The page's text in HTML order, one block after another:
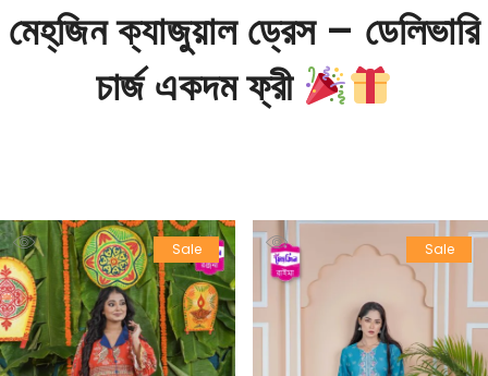
মেহ্‌জিন ক্যাজুয়াল ড্রেস – ডেলিভারি
চার্জ একদম ফ্রী
Sale Sale